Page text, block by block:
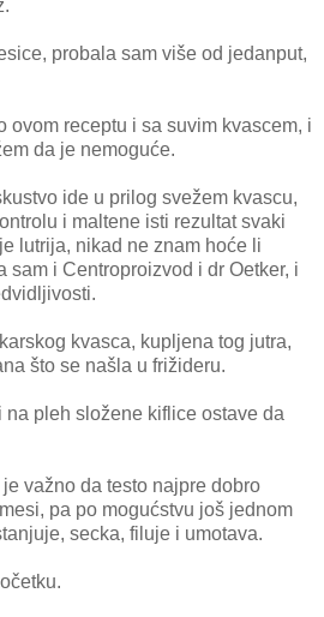
probala sam više od jedanput,
ovom receptu i sa suvim kvascem, i
da je nemoguće.
ide u prilog svežem kvascu,
i maltene isti rezultat svaki
lutrija, nikad ne znam hoće li
sam i Centroproizvod i dr Oetker, i
kvasca, kupljena tog jutra,
što se našla u frižideru.
na pleh složene kiflice ostave da
važno da testo najpre dobro
pa po mogućstvu još jednom
secka, filuje i umotava.